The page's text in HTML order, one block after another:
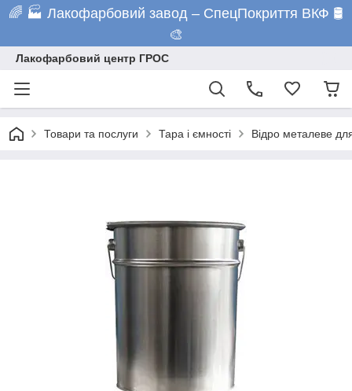
🌈 🏭 Лакофарбовий завод – СпецПокриття ВКФ 🛢️
🎨
Лакофарбовий центр ГРОС
Товари та послуги Тара і ємності Відро металеве